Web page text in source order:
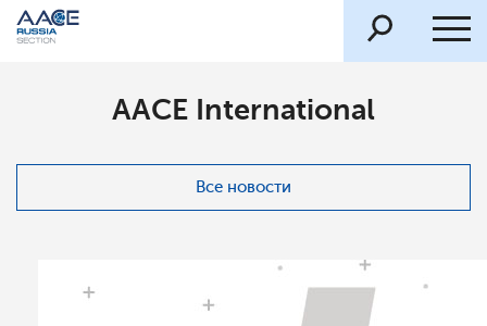
AACE International
Все новости